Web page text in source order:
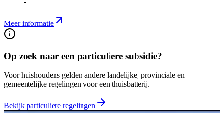
-
Meer informatie
Op zoek naar een particuliere subsidie?
Voor huishoudens gelden andere landelijke, provinciale en
gemeentelijke regelingen voor een thuisbatterij.
Bekijk particuliere regelingen